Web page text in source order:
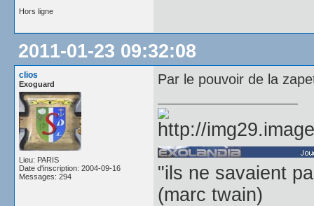
Hors ligne
2011-01-23 09:32:08
clios
Exoguard
Lieu: PARIS
Date d'inscription: 2004-09-16
Messages: 294
Par le pouvoir de la
"ils ne savaient
(marc twain)